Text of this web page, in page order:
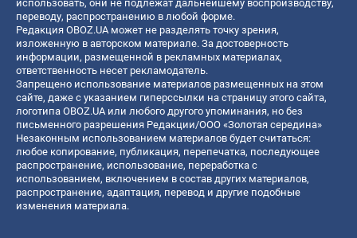
использовать, они не подлежат дальнейшему воспроизводству,
переводу, распространению в любой форме.
Редакция OBOZ.UA может не разделять точку зрения,
изложенную в авторском материале. За достоверность
информации, размещенной в рекламных материалах,
ответственность несет рекламодатель.
Запрещено использование материалов размещенных на этом
сайте, даже с указанием гиперссылки на страницу этого сайта,
логотипа OBOZ.UA или любого другого упоминания, но без
письменного разрешения Редакции/ООО «Золотая середина»
Незаконным использованием материалов будет считаться:
любое копирование, публикация, перепечатка, последующее
распространение, использование, переработка с
использованием, включением в состав других материалов,
распространение, адаптация, перевод и другие подобные
изменения материала.